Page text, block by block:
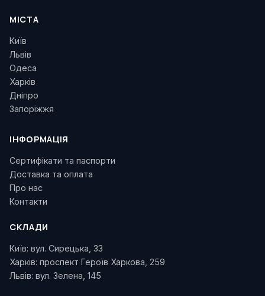
МІСТА
Київ
Львів
Одеса
Харків
Дніпро
Запоріжжя
ІНФОРМАЦІЯ
Сертифікати та паспорти
Доставка та оплата
Про нас
Контакти
СКЛАДИ
Київ: вул. Сирецька, 33
Харків: проспект Героїв Харкова, 259
Львів: вул. Зелена, 145